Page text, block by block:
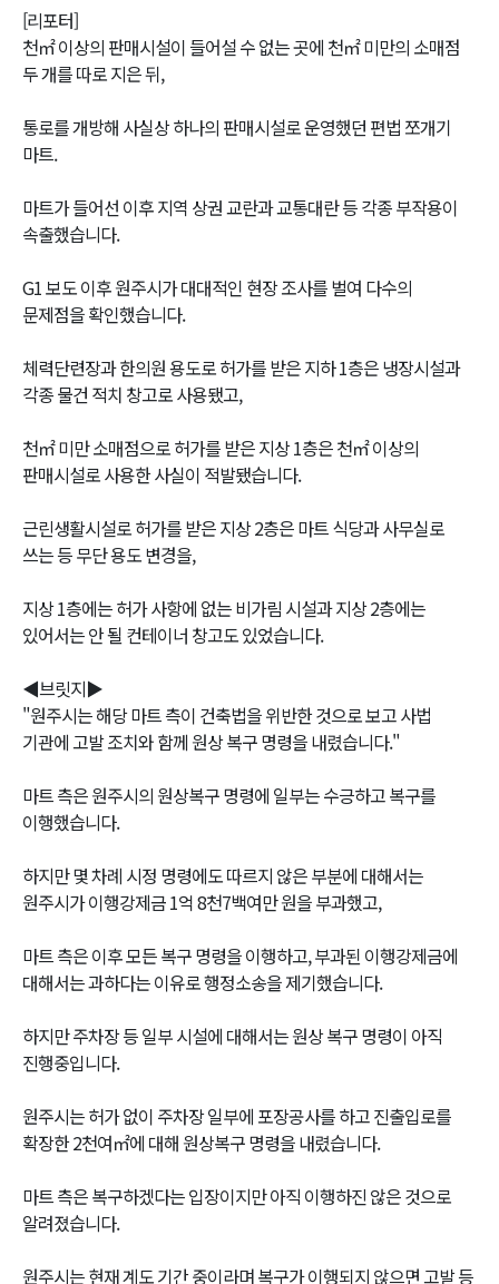
[리포터]
천㎡ 이상의 판매시설이 들어설 수 없는 곳에 천㎡ 미만의 소매점
두 개를 따로 지은 뒤,
통로를 개방해 사실상 하나의 판매시설로 운영했던 편법 쪼개기
마트.
마트가 들어선 이후 지역 상권 교란과 교통대란 등 각종 부작용이
속출했습니다.
G1 보도 이후 원주시가 대대적인 현장 조사를 벌여 다수의
문제점을 확인했습니다.
체력단련장과 한의원 용도로 허가를 받은 지하 1층은 냉장시설과
각종 물건 적치 창고로 사용됐고,
천㎡ 미만 소매점으로 허가를 받은 지상 1층은 천㎡ 이상의
판매시설로 사용한 사실이 적발됐습니다.
근린생활시설로 허가를 받은 지상 2층은 마트 식당과 사무실로
쓰는 등 무단 용도 변경을,
지상 1층에는 허가 사항에 없는 비가림 시설과 지상 2층에는
있어서는 안 될 컨테이너 창고도 있었습니다.
◀브릿지▶
"원주시는 해당 마트 측이 건축법을 위반한 것으로 보고 사법
기관에 고발 조치와 함께 원상 복구 명령을 내렸습니다."
마트 측은 원주시의 원상복구 명령에 일부는 수긍하고 복구를
이행했습니다.
하지만 몇 차례 시정 명령에도 따르지 않은 부분에 대해서는
원주시가 이행강제금 1억 8천7백여만 원을 부과했고,
마트 측은 이후 모든 복구 명령을 이행하고, 부과된 이행강제금에
대해서는 과하다는 이유로 행정소송을 제기했습니다.
하지만 주차장 등 일부 시설에 대해서는 원상 복구 명령이 아직
진행중입니다.
원주시는 허가 없이 주차장 일부에 포장공사를 하고 진출입로를
확장한 2천여㎡에 대해 원상복구 명령을 내렸습니다.
마트 측은 복구하겠다는 입장이지만 아직 이행하진 않은 것으로
알려졌습니다.
원주시는 현재 계도 기간 중이라며 복구가 이행되지 않으면 고발 등